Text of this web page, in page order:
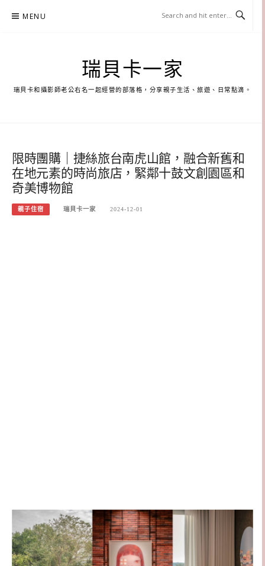
MENU
瑞貝卡一家
瑞貝卡和攝影師老公右名一起經營的部落格，分享親子生活、旅遊、日常點滴。
限時團購｜捷絲旅台南虎山館，融合新舊和
在地元素的時尚旅店，緊鄰十鼓文創園區和
奇美博物館
親子住宿 瑞貝卡一家 2024-12-01